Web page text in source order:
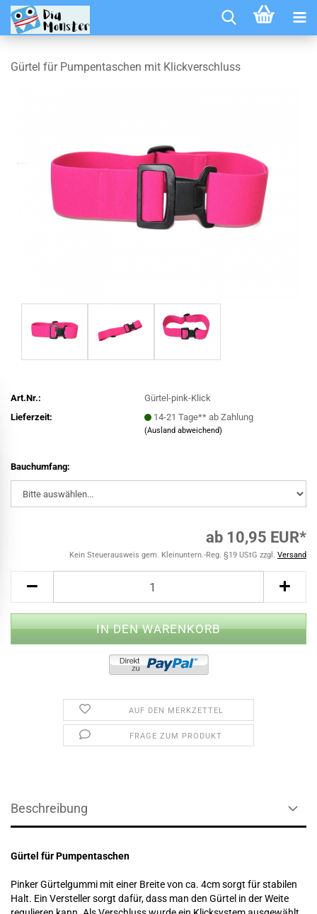
Gürtel für Pumpentaschen mit Klickverschluss
Art.Nr.:
Gürtel-pink-Klick
Lieferzeit:
14-21 Tage** ab Zahlung
(Ausland abweichend)
Bauchumfang:
ab 10,95 EUR*
Kein Steuerausweis gem. Kleinuntern.-Reg. §19 UStG zzgl. Versand
AUF DEN MERKZETTEL
FRAGE ZUM PRODUKT
Beschreibung
Gürtel für Pumpentaschen
Pinker Gürtelgummi mit einer Breite von ca. 4cm sorgt für stabilen
Halt. Ein Versteller sorgt dafür, dass man den Gürtel in der Weite